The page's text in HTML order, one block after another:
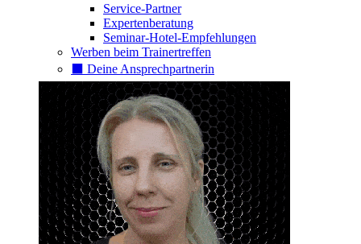
Service-Partner
Expertenberatung
Seminar-Hotel-Empfehlungen
Werben beim Trainertreffen
⬛️ Deine Ansprechpartnerin